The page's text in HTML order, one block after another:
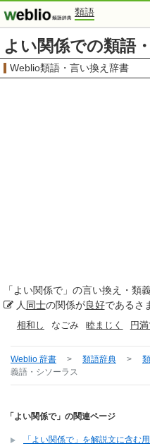
類語
よい関係での類語
Weblio類語・言い換え辞書
「 よい関係で 」の言い換え・類
人 同士の関係が良好であるさ
相和し なごみ 睦まじく 円
Weblio 辞書 > 類語辞典 >
義語・シソーラス
「よい関係で」の関連ページ
「よい関係で」を解説文に含む